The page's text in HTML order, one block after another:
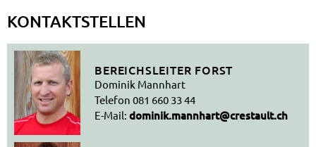
KONTAKTSTELLEN
BEREICHSLEITER FORST
Dominik Mannhart
Telefon081 660 33 44
E-Mail:dominik.mannhart@crestault.ch